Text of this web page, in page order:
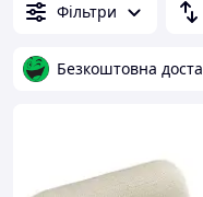
Фільтри
Безкоштовна